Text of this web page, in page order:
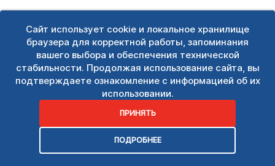
Сайт использует cookie и локальное хранилище
браузера для корректной работы, запоминания
вашего выбора и обеспечения технической
стабильности. Продолжая использование сайта, вы
подтверждаете ознакомление с информацией об их
использовании.
ПРИНЯТЬ
ПОДРОБНЕЕ